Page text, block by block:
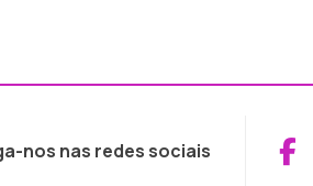
nos nas redes sociais